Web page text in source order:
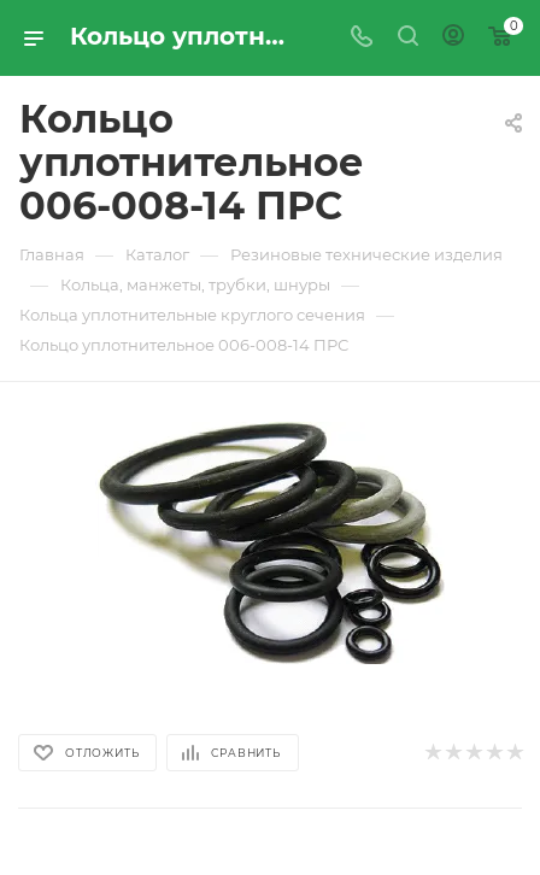
Кольцо уплотнительное 006-008-14 ПРС - купить по цене производителя с доставкой по Москве и России | ПРОМРЕСУРССЕРВИС 0
Кольцо
уплотнительное
006-008-14 ПРС
Главная — Каталог — Резиновые технические изделия
— Кольца, манжеты, трубки, шнуры —
Кольца уплотнительные круглого сечения —
Кольцо уплотнительное 006-008-14 ПРС
ОТЛОЖИТЬ СРАВНИТЬ